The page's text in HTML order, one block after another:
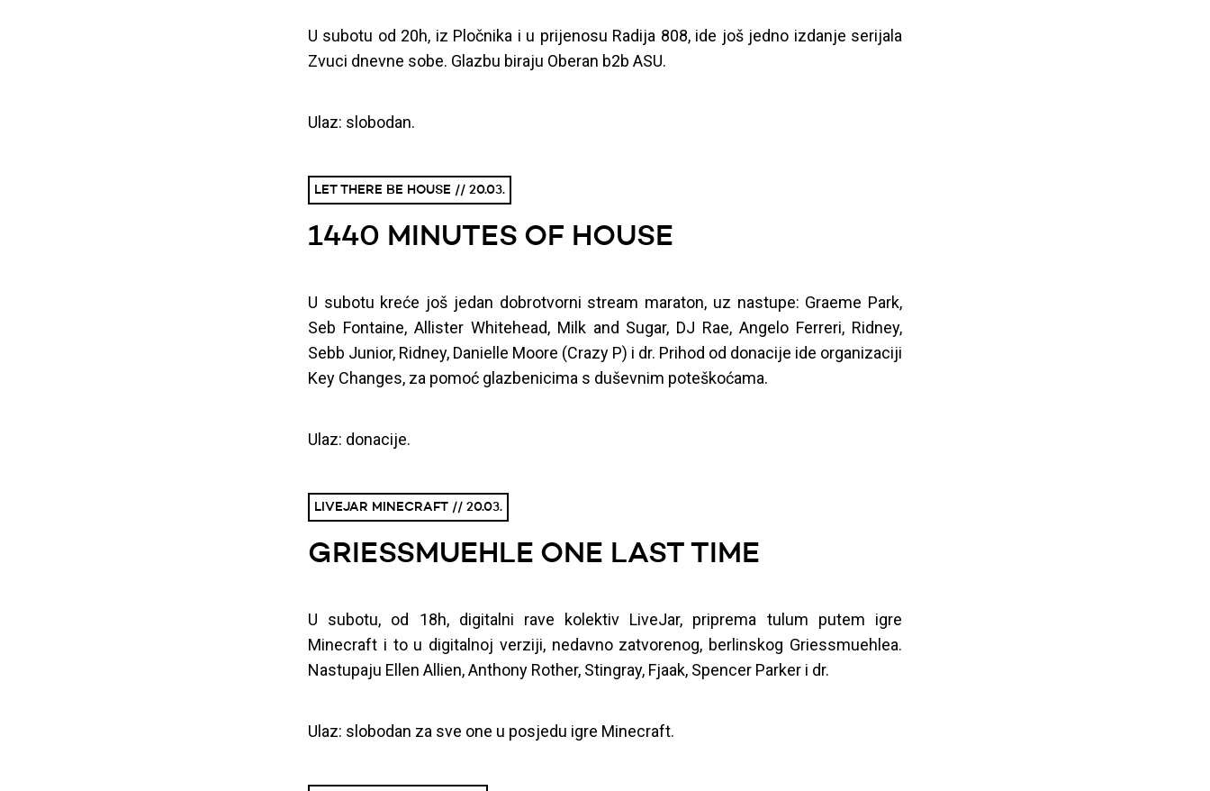
U subotu od 20h, iz Pločnika i u prijenosu Radija 808, ide još jedno izdanje serijala
Zvuci dnevne sobe. Glazbu biraju Oberan b2b ASU.
Ulaz: slobodan.
LET THERE BE HOUSE // 20.03.
1440 MINUTES OF HOUSE
U subotu kreće još jedan dobrotvorni stream maraton, uz nastupe: Graeme Park,
Seb Fontaine, Allister Whitehead, Milk and Sugar, DJ Rae, Angelo Ferreri, Ridney,
Sebb Junior, Ridney, Danielle Moore (Crazy P) i dr. Prihod od donacije ide organizaciji
Key Changes, za pomoć glazbenicima s duševnim poteškoćama.
Ulaz: donacije.
LIVEJAR MINECRAFT // 20.03.
GRIESSMUEHLE ONE LAST TIME
U subotu, od 18h, digitalni rave kolektiv LiveJar, priprema tulum putem igre
Minecraft i to u digitalnoj verziji, nedavno zatvorenog, berlinskog Griessmuehlea.
Nastupaju Ellen Allien, Anthony Rother, Stingray, Fjaak, Spencer Parker i dr.
Ulaz: slobodan za sve one u posjedu igre Minecraft.